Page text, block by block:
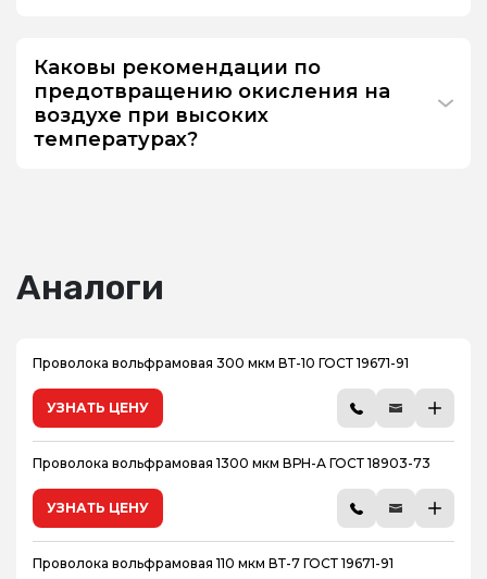
Каковы рекомендации по
предотвращению окисления на
воздухе при высоких
температурах?
Аналоги
Проволока вольфрамовая 300 мкм ВТ-10 ГОСТ 19671-91
УЗНАТЬ ЦЕНУ
Проволока вольфрамовая 1300 мкм ВРН-А ГОСТ 18903-73
УЗНАТЬ ЦЕНУ
Проволока вольфрамовая 110 мкм ВТ-7 ГОСТ 19671-91